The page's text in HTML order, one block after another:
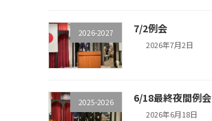
2026-2027 7/2例会
2026年7月2日
2025-2026 6/18最終夜間例会
2026年6月18日